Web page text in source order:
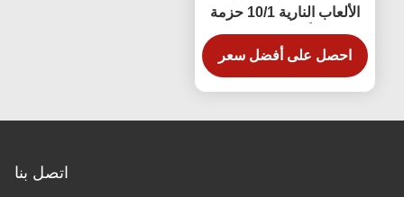
الألعاب النارية 10/1 حزمة
234 غراماً للاحتفال بالزفاف
احصل على أفضل سعر
اتصل بنا